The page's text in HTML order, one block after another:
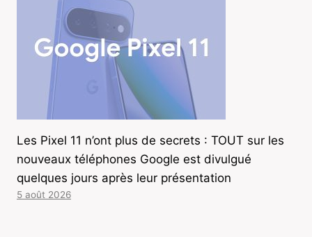
Les Pixel 11 n’ont plus de secrets : TOUT sur les
nouveaux téléphones Google est divulgué
quelques jours après leur présentation
5 août 2026